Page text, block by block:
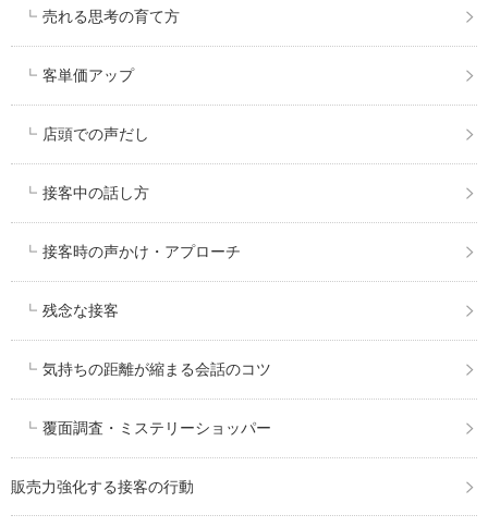
売れる思考の育て方
客単価アップ
店頭での声だし
接客中の話し方
接客時の声かけ・アプローチ
残念な接客
気持ちの距離が縮まる会話のコツ
覆面調査・ミステリーショッパー
販売力強化する接客の行動